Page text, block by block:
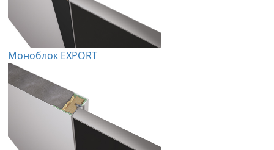
Моноблок EXPORT